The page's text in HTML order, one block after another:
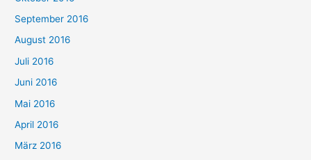
September 2016
August 2016
Juli 2016
Juni 2016
Mai 2016
April 2016
März 2016